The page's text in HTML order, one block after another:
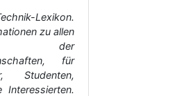
Lexikon.
zu allen
der
für
Studenten,